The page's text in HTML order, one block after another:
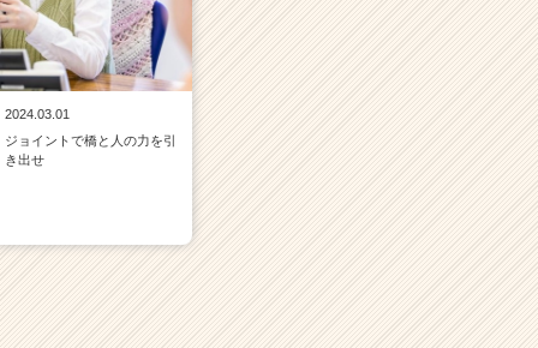
2024.03.01
ジョイントで橋と人の力を引
き出せ